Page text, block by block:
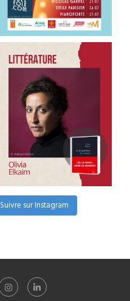
Suivre sur Instagram